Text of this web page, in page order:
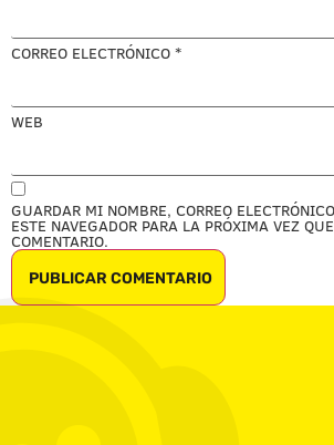
CORREO ELECTRÓNICO *
WEB
GUARDAR MI NOMBRE, CORREO
ESTE NAVEGADOR PARA LA PRÓXIMA VEZ
COMENTARIO.